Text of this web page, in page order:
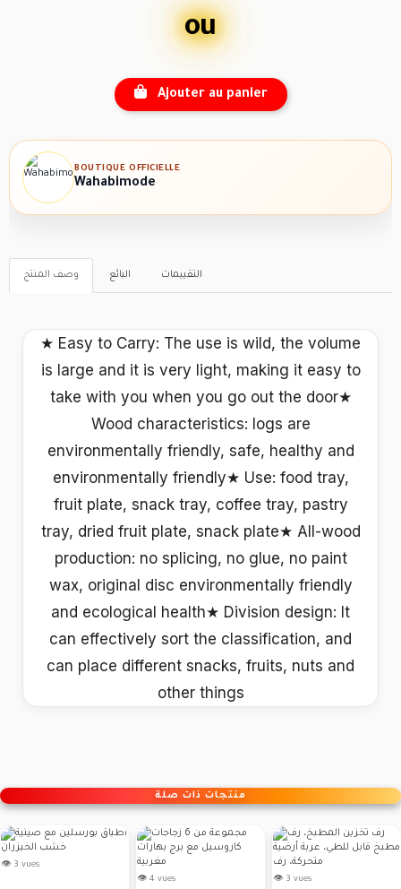
ou
Ajouter au panier
BOUTIQUE OFFICIELLE
Wahabimode
وصف المنتج البائع التقييمات
★ Easy to Carry: The use is wild, the volume
is large and it is very light, making it easy to
take with you when you go out the door★
Wood characteristics: logs are
environmentally friendly, safe, healthy and
environmentally friendly★ Use: food tray,
fruit plate, snack tray, coffee tray, pastry
tray, dried fruit plate, snack plate★ All-wood
production: no splicing, no glue, no paint
wax, original disc environmentally friendly
and ecological health★ Division design: It
can effectively sort the classification, and
can place different snacks, fruits, nuts and
other things
منتجات ذات صلة
👁 3 vues
👁 4 vues 👁 3 vues